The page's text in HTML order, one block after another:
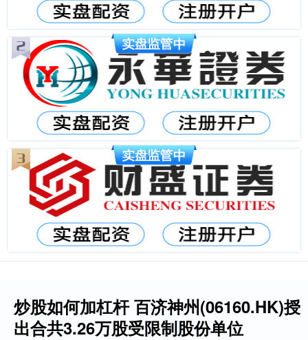
炒股如何加杠杆 百济神州(06160.HK)授
出合共3.26万股受限制股份单位